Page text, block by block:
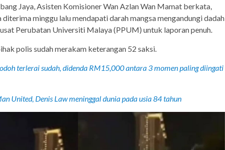
Jaya, Asisten Komisioner Wan Azlan Wan Mamat berkata,
minggu lalu mendapati darah mangsa mengandungi dadah
Perubatan Universiti Malaya (PPUM) untuk laporan penuh.
polis sudah merakam keterangan 52 saksi.
terlerai sudah, didenda RM15,000 antara 3 momen paling diingati
United, Denis Law meninggal dunia pada usia 84 tahun